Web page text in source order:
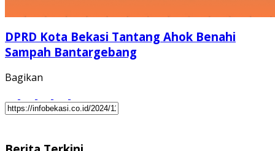
DPRD Kota Bekasi Tantang Ahok Benahi
Sampah Bantargebang
Bagikan